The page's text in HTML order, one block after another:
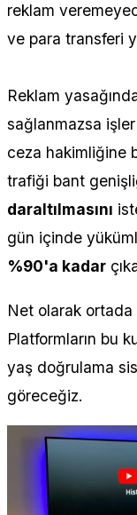
reklam
ve para transferi
Reklam
sağlanmazsa
ceza hakimliğine
trafiği bant
daraltılmasını
gün içinde
%90'a kadar
Net olarak
Platformların bu
yaş doğrulama
göreceğiz.